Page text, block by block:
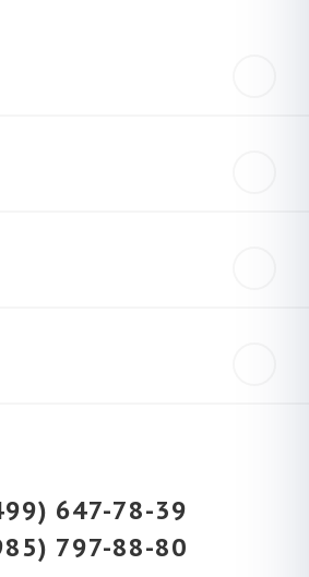
647-78-39
797-88-80